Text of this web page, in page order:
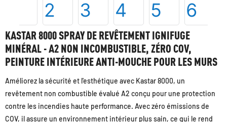
KASTAR 8000 SPRAY DE REVÊTEMENT IGNIFUGE
MINÉRAL - A2 NON INCOMBUSTIBLE, ZÉRO COV,
PEINTURE INTÉRIEURE ANTI-MOUCHE POUR LES MURS
Améliorez la sécurité et l'esthétique avec Kastar 8000, un
revêtement non combustible évalué A2 conçu pour une protection
contre les incendies haute performance. Avec zéro émissions de
COV, il assure un environnement intérieur plus sain, ce qui le rend